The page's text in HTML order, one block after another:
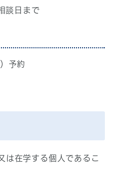
談日まで
予約
は在学する個人であるこ